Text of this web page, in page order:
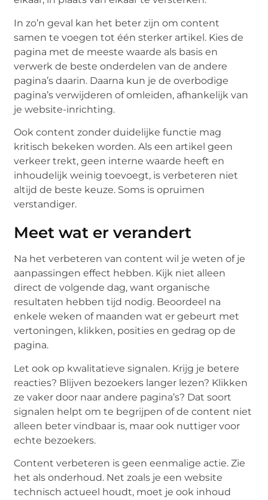
In zo’n geval kan het beter zijn om content
samen te voegen tot één sterker artikel. Kies de
pagina met de meeste waarde als basis en
verwerk de beste onderdelen van de andere
pagina’s daarin. Daarna kun je de overbodige
pagina’s verwijderen of omleiden, afhankelijk van
je website-inrichting.
Ook content zonder duidelijke functie mag
kritisch bekeken worden. Als een artikel geen
verkeer trekt, geen interne waarde heeft en
inhoudelijk weinig toevoegt, is verbeteren niet
altijd de beste keuze. Soms is opruimen
verstandiger.
Meet wat er verandert
Na het verbeteren van content wil je weten of je
aanpassingen effect hebben. Kijk niet alleen
direct de volgende dag, want organische
resultaten hebben tijd nodig. Beoordeel na
enkele weken of maanden wat er gebeurt met
vertoningen, klikken, posities en gedrag op de
pagina.
Let ook op kwalitatieve signalen. Krijg je betere
reacties? Blijven bezoekers langer lezen? Klikken
ze vaker door naar andere pagina’s? Dat soort
signalen helpt om te begrijpen of de content niet
alleen beter vindbaar is, maar ook nuttiger voor
echte bezoekers.
Content verbeteren is geen eenmalige actie. Zie
het als onderhoud. Net zoals je een website
technisch actueel houdt, moet je ook inhoud